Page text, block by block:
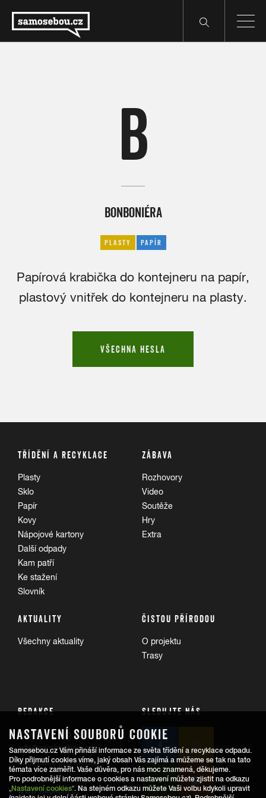
B
BONBONIÉRA
PLASTY PAPÍR
Papírová krabička do kontejneru na papír,
plastový vnitřek do kontejneru na plasty.
VŠECHNA HESLA
TŘÍDĚNÍ A RECYKLACE
Plasty
Sklo
Papír
Kovy
Nápojové kartony
Další odpady
Kam patří
Ke stažení
Slovník
ZÁBAVA
Rozhovory
Video
Soutěže
Hry
Extra
AKTUALITY
Všechny aktuality
ČISTOU PŘÍRODOU
O projektu
Trasy
REDAKCE
Informace pro veřejnost:
info@samosebou.cz
Informace pro média
www.ekokom.cz
SLEDUJTE NÁS
NASTAVENÍ SOUBORŮ COOKIE
Samosebou.cz Vám přináší informace ze světa třídění a recyklace odpadu.
Díky přijmutí cookies víme, jaký obsah Vás zajímá a můžeme se tak na tato
témata více zaměřit. Vaše důvěra, pro nás moc znamená, děkujeme.
Pro podrobnější informace o cookies a nastavení můžete zjistit na odkazu
„Nastavení cookies“. Na stejném odkazu můžete Vaši volbu kdykoli upravit